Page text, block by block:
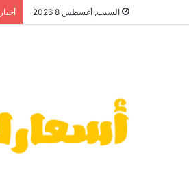
السبت, أغسطس 8 2026